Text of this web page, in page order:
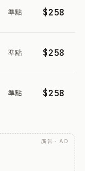
準點 $258
準點 $258
準點 $258
廣告 · AD